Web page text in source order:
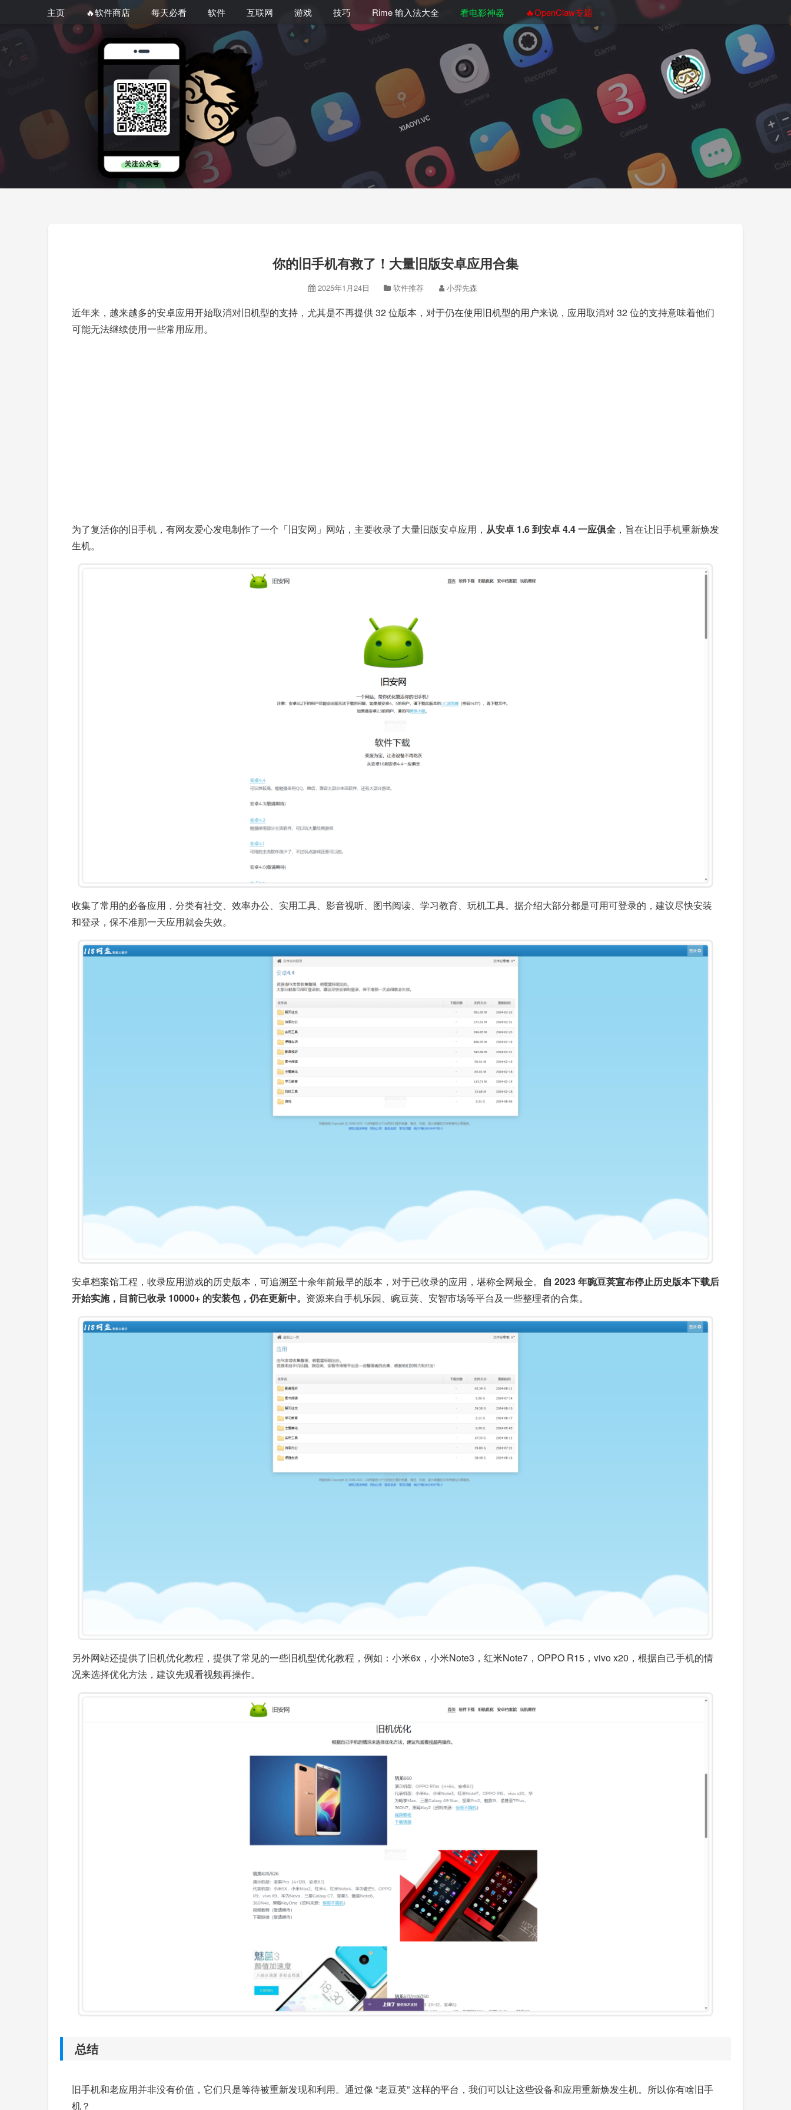
主页 🔥软件商店 每天必看 软件 互联网 游戏 技巧 Rime 输入法大全 看电影神器 🔥OpenClaw专题
你的旧手机有救了！大量旧版安卓应用合集
2025年1月24日 软件推荐 小羿先森
近年来，越来越多的安卓应用开始取消对旧机型的支持，尤其是不再提供 32 位版本，对于仍在使用旧机型的用户来说，应用取消对 32 位的支持意味着他们
可能无法继续使用一些常用应用。
为了复活你的旧手机，有网友爱心发电制作了一个「旧安网」网站，主要收录了大量旧版安卓应用， 从安卓 1.6 到安卓 4.4 一应俱全 ，旨在让旧手机重新焕发
生机。
收集了常用的必备应用，分类有社交、效率办公、实用工具、影音视听、图书阅读、学习教育、玩机工具。据介绍大部分都是可用可登录的，建议尽快安装
和登录，保不准那一天应用就会失效。
安卓档案馆工程，收录应用游戏的历史版本，可追溯至十余年前最早的版本，对于已收录的应用，堪称全网最全。 自 2023 年豌豆荚宣布停止历史版本下载后
开始实施，目前已收录 10000+ 的安装包，仍在更新中。 资源来自手机乐园、豌豆荚、安智市场等平台及一些整理者的合集。
另外网站还提供了旧机优化教程，提供了常见的一些旧机型优化教程，例如：小米6x，小米Note3，红米Note7，OPPO R15，vivo x20，根据自己手机的情
况来选择优化方法，建议先观看视频再操作。
总结
旧手机和老应用并非没有价值，它们只是等待被重新发现和利用。通过像 “老豆英” 这样的平台，我们可以让这些设备和应用重新焕发生机。所以你有啥旧手
机？